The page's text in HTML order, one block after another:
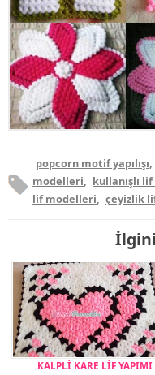
popcorn motif yapılışı,
modelleri, kullanışlı
lif modelleri, çeyizlik
KALPLİ KARE LİF YAPIMI